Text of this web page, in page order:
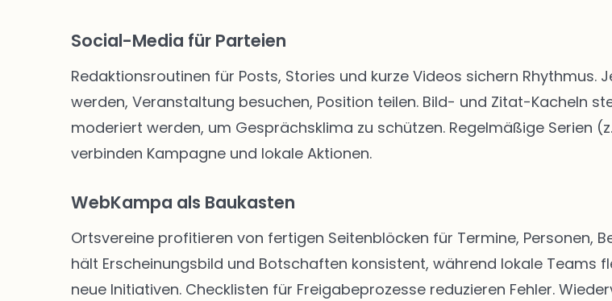
Social-Media für Parteien
Redaktionsroutinen für Posts, Stories und kurze Videos sichern
werden, Veranstaltung besuchen, Position teilen. Bild- und Zitat-Kacheln
moderiert werden, um Gesprächsklima zu schützen. Regelmäßige Serien
verbinden Kampagne und lokale Aktionen.
WebKampa als Baukasten
Ortsvereine profitieren von fertigen Seitenblöcken für Termine, Personen,
hält Erscheinungsbild und Botschaften konsistent, während lokale Teams
neue Initiativen. Checklisten für Freigabeprozesse reduzieren Fehler.